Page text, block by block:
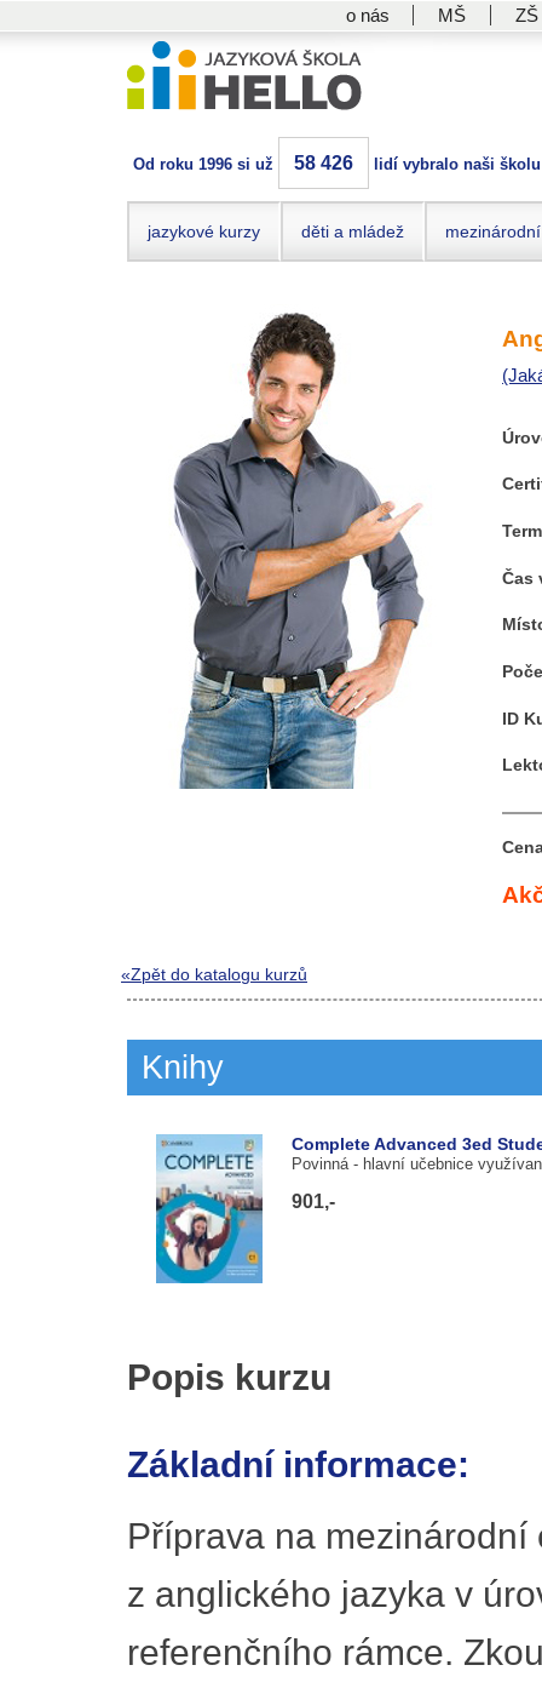
o nás MŠ ZŠ
Od roku 1996 si už 58 426 lidí vybralo naši
jazykové kurzy děti a mládež
Čas
ID
«Zpět do katalogu kurzů
Knihy
Complete Advanced 3ed
Povinná - hlavní učebnice
901,-
Popis kurzu
Základní informace:
Příprava na
z anglického jazyka v
referenčního rámce.